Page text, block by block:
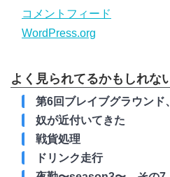
コメントフィード
WordPress.org
よく見られてるかもしれな
第6回ブレイブグラウンド
奴が近付いてきた
戦貨処理
ドリンク走行